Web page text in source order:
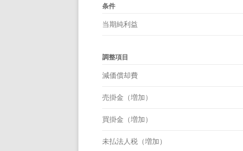
条件
当期純利益
調整項目
減価償却費
売掛金（増加）
買掛金（増加）
未払法人税（増加）